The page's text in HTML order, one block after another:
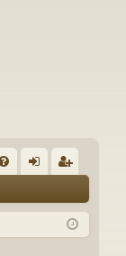
Q m ist